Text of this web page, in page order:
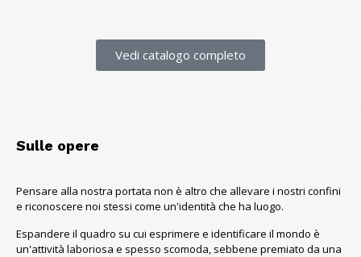
Vedi catalogo completo
Sulle opere
Pensare alla nostra portata non è altro che allevare i nostri confini
e riconoscere noi stessi come un'identità che ha luogo.
Espandere il quadro su cui esprimere e identificare il mondo è
un'attività laboriosa e spesso scomoda, sebbene premiato da una